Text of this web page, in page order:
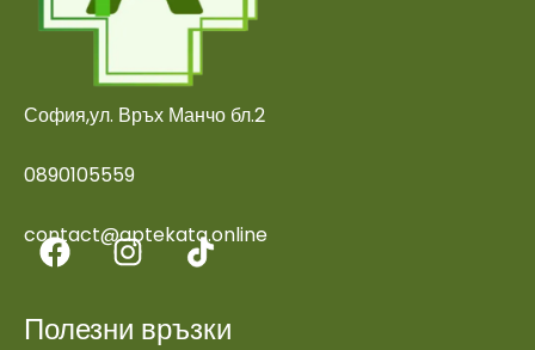
София,ул. Връх Манчо бл.2
0890105559
contact@aptekata.online
Полезни връзки